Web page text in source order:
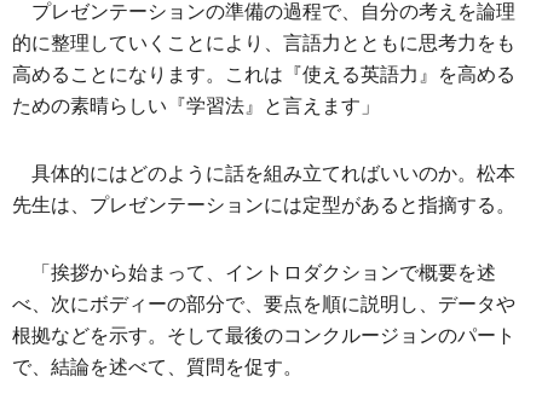
プレゼンテーションの準備の過程で、自分の考えを論理
的に整理していくことにより、言語力とともに思考力をも
高めることになります。これは『使える英語力』を高める
ための素晴らしい『学習法』と言えます」
具体的にはどのように話を組み立てればいいのか。松本
先生は、プレゼンテーションには定型があると指摘する。
「挨拶から始まって、イントロダクションで概要を述
べ、次にボディーの部分で、要点を順に説明し、データや
根拠などを示す。そして最後のコンクルージョンのパート
で、結論を述べて、質問を促す。